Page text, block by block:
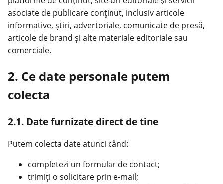
asociate de publicare conținut, inclusiv articole
informative, știri, advertoriale, comunicate de presă,
articole de brand și alte materiale editoriale sau
comerciale.
2. Ce date personale putem
colecta
2.1. Date furnizate direct de tine
Putem colecta date atunci când:
completezi un formular de contact;
trimiți o solicitare prin e-mail;